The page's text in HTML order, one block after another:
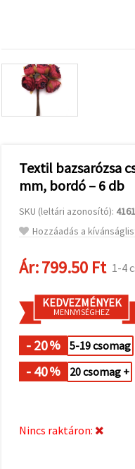
a
valamint
relevánsabb
tartalmat
hirdetéseket
analitikai és
marketingpartnereink
segítségével
Az "Összes
elfogadása"
gombra
elfogadhatja
az összes
Beállításokban
megadhatja
preferenciáit
az adott
típusú sütik
kiválasztásával
"Mentés"
Textil bazsarózsa
mm, bordó – 6 db
SKU (leltári azonosító):
Hozzáadás a
Ár:799.50 Ft 1-4
KEDVEZMÉNYEK
MENNYISÉGHEZ
- 20% 5-19 csomag
- 40% 20 csomag +
Nincs raktáron: